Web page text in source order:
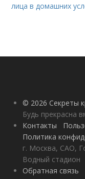
лица в домашних
© 2026 Секреты
Будь прекрасна
Контакты
Политика
г. Москва, САО,
Водный стадион
Обратная связь